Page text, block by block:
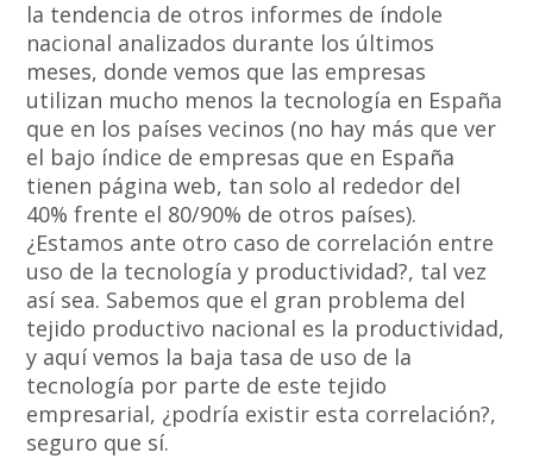
la tendencia de otros informes de índole
nacional analizados durante los últimos
meses, donde vemos que las empresas
utilizan mucho menos la tecnología en España
que en los países vecinos (no hay más que ver
el bajo índice de empresas que en España
tienen página web, tan solo al rededor del
40% frente el 80/90% de otros países).
¿Estamos ante otro caso de correlación entre
uso de la tecnología y productividad?, tal vez
así sea. Sabemos que el gran problema del
tejido productivo nacional es la productividad,
y aquí vemos la baja tasa de uso de la
tecnología por parte de este tejido
empresarial, ¿podría existir esta correlación?,
seguro que sí.